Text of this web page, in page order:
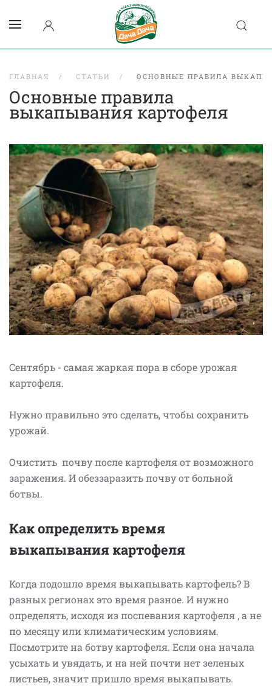
ГЛАВНАЯ СТАТЬИ ОСНОВНЫЕ ПРАВИЛА
Основные правила
выкапывания картофеля
Сентябрь - самая жаркая пора в сборе урожая
картофеля.
Нужно правильно это сделать, чтобы сохранить
урожай.
Очистить почву после картофеля от возможного
заражения. И обеззаразить почву от больной
ботвы.
Как определить время
выкапывания картофеля
Когда подошло время выкапывать картофель? В
разных регионах это время разное. И нужно
определять, исходя из поспевания картофеля , а не
по месяцу или климатическим условиям.
Посмотрите на ботву картофеля. Если она начала
усыхать и увядать, и на ней почти нет зеленых
листьев, значит пришло время выкапывать.